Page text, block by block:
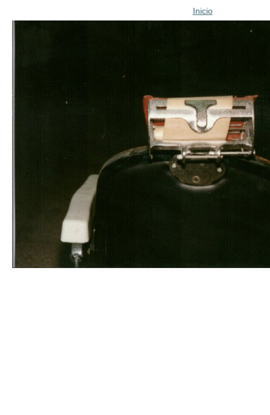
Inicio